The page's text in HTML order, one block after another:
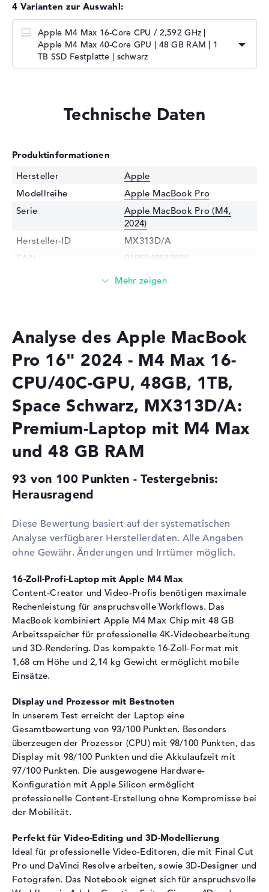
4 Varianten zur Auswahl:
Apple M4 Max 16-Core CPU / 2,592 GHz |
Apple M4 Max 40-Core GPU | 48 GB RAM | 1
TB SSD Festplatte | schwarz
Technische Daten
Produktinformationen
Hersteller
Apple
Modellreihe
Apple MacBook Pro
Serie
Apple MacBook Pro (M4,
2024)
Hersteller-ID
MX313D/A
EAN
0195949870835
Multi-Core-
Technologie
Hexadeca-Core
Grafikkarte
Grafikprozessor
Apple M4 Max 40-Core GPU
RAM
1. Steckplatz
48 GB
48 GB
Technologie
LPDDR5X - 8533 MHZ
Festplatte
Festplatte
Optische Speicher
Laufwerks-Typ
ohne Laufwerk
Display
Display-Typ
16,2" TFT
Max. Auflösung
3456 x 2234
Bildwiederholrate
120 Hz
Besonderheiten
Display, glänzend, LED-
Hintergrundbeleuchtung, IPS
Kartenleser
Unterstützte Flash-
Speicherkarten
SDXC
Audio
Soundkarte
Dolby Atmos
Webcam
Eingabegeräte
Eingabegeräte
Multi-Touch-Trackpad,
Tastatur
Analyse des Apple MacBook
Pro 16" 2024 - M4 Max 16-
CPU/40C-GPU, 48GB, 1TB,
Space Schwarz, MX313D/A:
Premium-Laptop mit M4 Max
und 48 GB RAM
93 von 100 Punkten - Testergebnis:
Herausragend
Diese Bewertung basiert auf der systematischen
Analyse verfügbarer Herstellerdaten. Alle Angaben
ohne Gewähr. Änderungen und Irrtümer möglich.
16-Zoll-Profi-Laptop mit Apple M4 Max
Content-Creator und Video-Profis benötigen maximale
Rechenleistung für anspruchsvolle Workflows. Das
MacBook kombiniert Apple M4 Max Chip mit 48 GB
Arbeitsspeicher für professionelle 4K-Videobearbeitung
und 3D-Rendering. Das kompakte 16-Zoll-Format mit
1,68 cm Höhe und 2,14 kg Gewicht ermöglicht mobile
Einsätze.
Display und Prozessor mit Bestnoten
In unserem Test erreicht der Laptop eine
Gesamtbewertung von 93/100 Punkten. Besonders
überzeugen der Prozessor (CPU) mit 98/100 Punkten, das
Display mit 98/100 Punkten und die Akkulaufzeit mit
97/100 Punkten. Die ausgewogene Hardware-
Konfiguration mit Apple Silicon ermöglicht
professionelle Content-Erstellung ohne Kompromisse bei
der Mobilität.
Perfekt für Video-Editing und 3D-Modellierung
Ideal für professionelle Video-Editoren, die mit Final Cut
Pro und DaVinci Resolve arbeiten, sowie 3D-Designer und
Fotografen. Das Notebook eignet sich für anspruchsvolle